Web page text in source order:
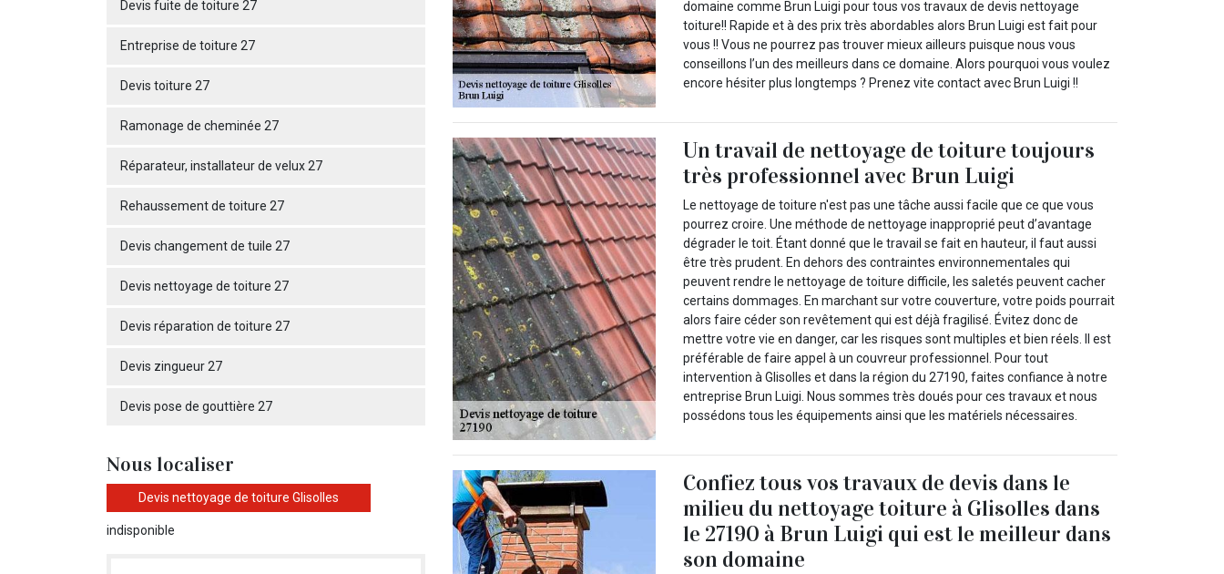
Devis fuite de toiture 27
Entreprise de toiture 27
Devis toiture 27
Ramonage de cheminée 27
Réparateur, installateur de velux 27
Rehaussement de toiture 27
Devis changement de tuile 27
Devis nettoyage de toiture 27
Devis réparation de toiture 27
Devis zingueur 27
Devis pose de gouttière 27
Nous localiser
Devis nettoyage de toiture Glisolles
indisponible
domaine comme Brun Luigi pour tous vos travaux de devis nettoyage
toiture!! Rapide et à des prix très abordables alors Brun Luigi est fait pour
vous !! Vous ne pourrez pas trouver mieux ailleurs puisque nous vous
conseillons l’un des meilleurs dans ce domaine. Alors pourquoi vous voulez
encore hésiter plus longtemps ? Prenez vite contact avec Brun Luigi !!
Un travail de nettoyage de toiture toujours
très professionnel avec Brun Luigi
Le nettoyage de toiture n'est pas une tâche aussi facile que ce que vous
pourrez croire. Une méthode de nettoyage inapproprié peut d’avantage
dégrader le toit. Étant donné que le travail se fait en hauteur, il faut aussi
être très prudent. En dehors des contraintes environnementales qui
peuvent rendre le nettoyage de toiture difficile, les saletés peuvent cacher
certains dommages. En marchant sur votre couverture, votre poids pourrait
alors faire céder son revêtement qui est déjà fragilisé. Évitez donc de
mettre votre vie en danger, car les risques sont multiples et bien réels. Il est
préférable de faire appel à un couvreur professionnel. Pour tout
intervention à Glisolles et dans la région du 27190, faites confiance à notre
entreprise Brun Luigi. Nous sommes très doués pour ces travaux et nous
possédons tous les équipements ainsi que les matériels nécessaires.
Confiez tous vos travaux de devis dans le
milieu du nettoyage toiture à Glisolles dans
le 27190 à Brun Luigi qui est le meilleur dans
son domaine